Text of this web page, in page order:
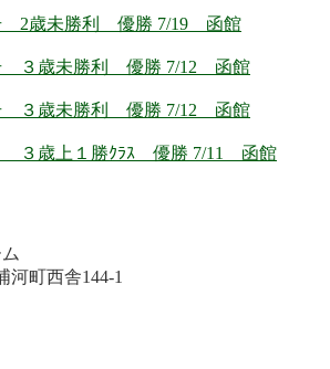
2歳未勝利 優勝 7/19 函館
３歳未勝利 優勝 7/12 函館
３歳未勝利 優勝 7/12 函館
３歳上１勝ｸﾗｽ 優勝 7/11 函館
河町西舎144-1